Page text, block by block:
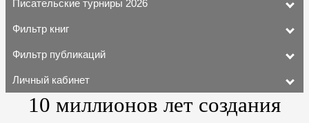
Писательские турниры 2026
Фильтр книг
Фильтр публикаций
Личный кабинет
10 миллионов лет создания